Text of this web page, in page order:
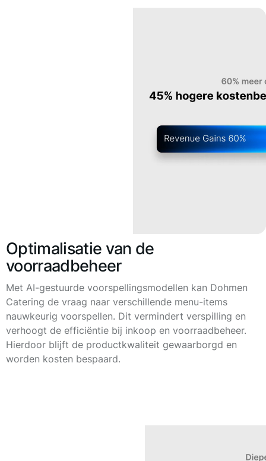
Optimalisatie van de
voorraadbeheer
Met AI-gestuurde voorspellingsmodellen kan Dohmen
Catering de vraag naar verschillende menu-items
nauwkeurig voorspellen. Dit vermindert verspilling en
verhoogt de efficiëntie bij inkoop en voorraadbeheer.
Hierdoor blijft de productkwaliteit gewaarborgd en
worden kosten bespaard.